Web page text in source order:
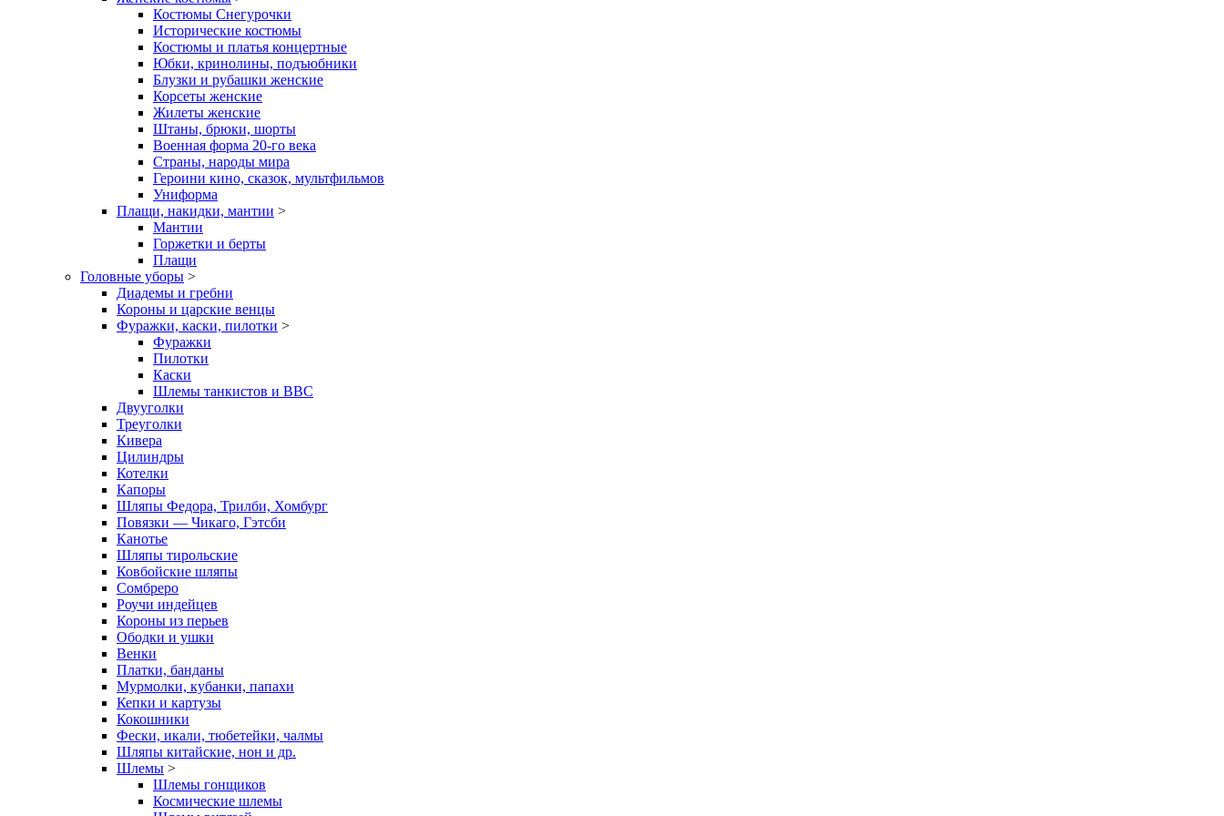
Костюмы Снегурочки
Исторические костюмы
Костюмы и платья концертные
Юбки, кринолины, подъюбники
Блузки и рубашки женские
Корсеты женские
Жилеты женские
Штаны, брюки, шорты
Военная форма 20-го века
Страны, народы мира
Героини кино, сказок, мультфильмов
Униформа
Плащи, накидки, мантии >
Мантии
Горжетки и берты
Плащи
Головные уборы >
Диадемы и гребни
Короны и царские венцы
Фуражки, каски, пилотки >
Фуражки
Пилотки
Каски
Шлемы танкистов и ВВС
Двууголки
Треуголки
Кивера
Цилиндры
Котелки
Капоры
Шляпы Федора, Трилби, Хомбург
Повязки — Чикаго, Гэтсби
Канотье
Шляпы тирольские
Ковбойские шляпы
Сомбреро
Роучи индейцев
Короны из перьев
Ободки и ушки
Венки
Платки, банданы
Мурмолки, кубанки, папахи
Кепки и картузы
Кокошники
Фески, икали, тюбетейки, чалмы
Шляпы китайские, нон и др.
Шлемы >
Шлемы гонщиков
Космические шлемы